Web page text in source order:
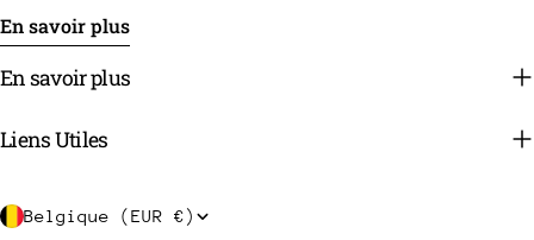
En savoir plus
En savoir plus
Liens Utiles
P
Belgique (EUR €)